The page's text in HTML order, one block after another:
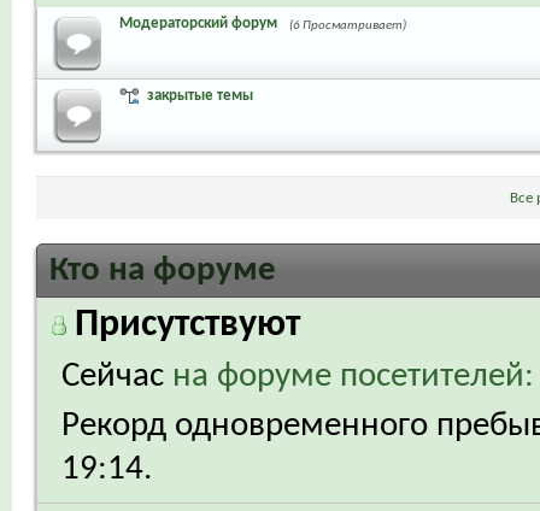
Модераторский форум (6 Просматривает)
закрытые темы
Все
Кто на форуме
Присутствуют
Сейчас на форуме
Рекорд одновременного
19:14.